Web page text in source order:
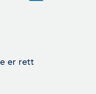
er rett